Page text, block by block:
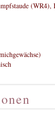
(WR4),